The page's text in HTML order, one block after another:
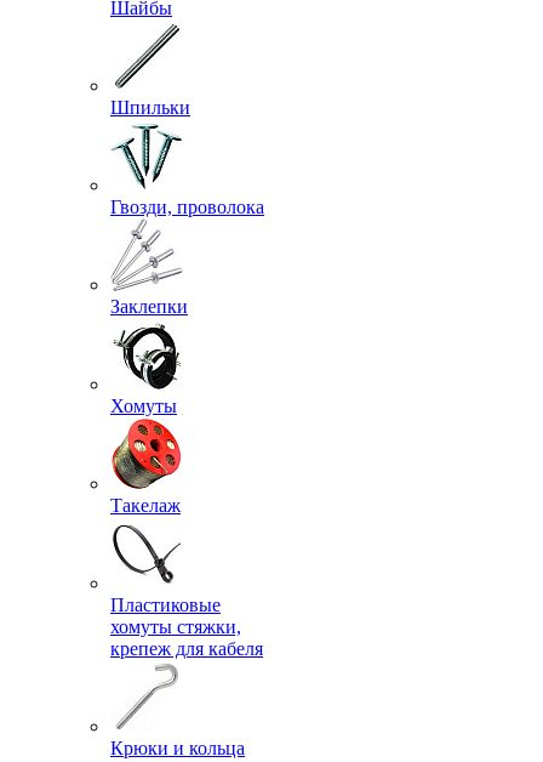
Шайбы
Шпильки
Гвозди, проволока
Заклепки
Хомуты
Такелаж
Пластиковые
хомуты стяжки,
крепеж для кабеля
Крюки и кольца